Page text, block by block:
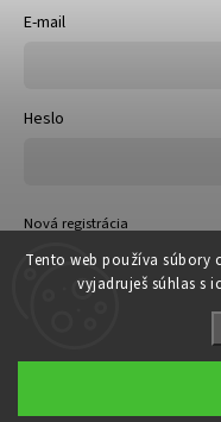
Tento web používa súbory
vyjadruješ súhlas s
E-mail
Heslo
Nová registrácia
Zabudnuté heslo